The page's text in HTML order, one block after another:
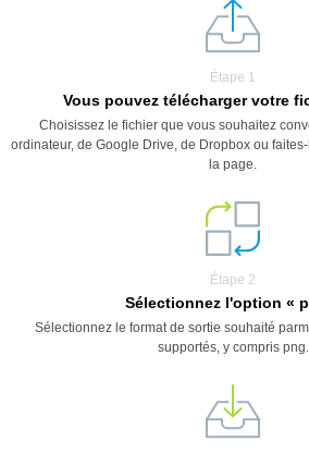
Étape 1
Vous pouvez télécharger votre
Choisissez le fichier que vous souhaitez
ordinateur, de Google Drive, de Dropbox ou
la page.
Étape 2
Sélectionnez l'option «
Sélectionnez le format de sortie souhaité
supportés, y compris png.